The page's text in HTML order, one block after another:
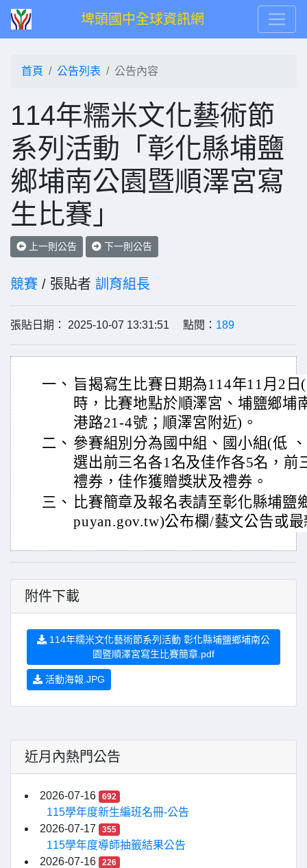
埤頭國中全球資訊網
首頁 公告列表 公告內容
114年糯米文化藝術節
系列活動「彰化縣埔鹽
鄉埔南公園暨順澤宮寫
生比賽」
上一則公告 下一則公告
競賽 / 張貼者 訓育組長
張貼日期： 2025-10-07 13:31:51 點閱： 189
一、 旨揭寫生比賽日期為114年11月2
時，比賽地點於順澤宮、埔鹽鄉埔
港路21-4號；順澤宮附近)。
二、 參賽組別分為國中組、國小組(低
選出前三名各1名及佳作各5名，前
禮券，佳作獲贈獎狀及禮券。
三、 比賽簡章及報名表請至彰化縣埔鹽
puyan.gov.tw)公布欄/藝文公告或
附件下載
114年糯米文化藝術節系列活動 彰化縣埔鹽鄉埔南公
園暨順澤宮寫生比賽簡章.pdf
活動海報.JPG
近月內熱門公告
2026-07-16 692
115學年度新生編班名冊-公告
2026-07-17
355
115學年度導師抽籤結果公告
2026-07-16
226